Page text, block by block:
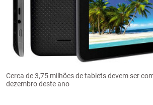
Cerca de 3,75 milhões de tablets devem ser
dezembro deste ano